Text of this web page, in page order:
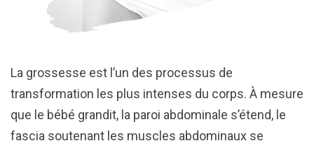
La grossesse est l’un des processus de
transformation les plus intenses du corps. À mesure
que le bébé grandit, la paroi abdominale s’étend, le
fascia soutenant les muscles abdominaux se